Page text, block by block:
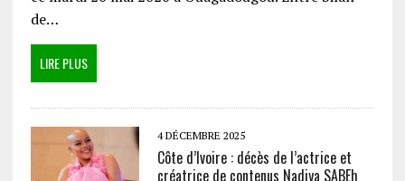
de…
LIRE PLUS
4 DÉCEMBRE 2025
Côte d’Ivoire : décès de l’actrice et
créatrice de contenus Nadiya SABEh